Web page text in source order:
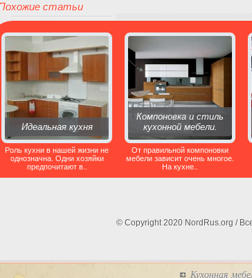
статьи
Идеальная кухня
Роль кухни в нашей жизни не
однозначна. Одни хозяйки
предпочитают в..
Компоновка и стиль
кухонной мебели.
От правильной компоновки
мебели зависит очень многое.
На кухне..
© Copyright 2020 NordRus.org /
Кухонная